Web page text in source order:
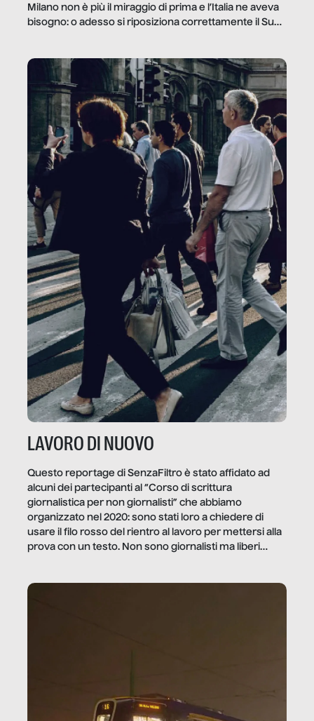
Milano non è più il miraggio di prima e l’Italia ne aveva
bisogno: o adesso si riposiziona correttamente il Sud
LAVORO DI NUOVO
Questo reportage di SenzaFiltro è stato affidato ad
alcuni dei partecipanti al “Corso di scrittura
giornalistica per non giornalisti” che abbiamo
organizzato nel 2020: sono stati loro a chiedere di
usare il filo rosso del rientro al lavoro per mettersi alla
prova con un testo. Non sono giornalisti ma liberi